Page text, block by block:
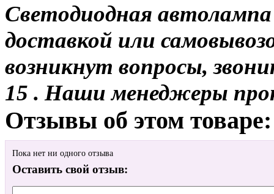
Светодиодная
доставкой или
возникнут вопросы,
15 . Наши менеджеры
Отзывы об этом товаре:
Пока нет ни одного отзыва
Оставить свой отзыв: